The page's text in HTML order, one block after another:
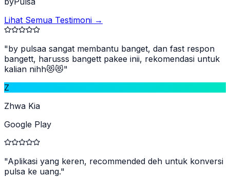
Lihat Semua Testimoni →
"by pulsaa sangat membantu banget, dan fast respon
bangett, harusss bangett pakee inii, rekomendasi untuk
kalian nihh😻😻"
Z
Zhwa Kia
Google Play
"Aplikasi yang keren, recommended deh untuk konversi
pulsa ke uang."